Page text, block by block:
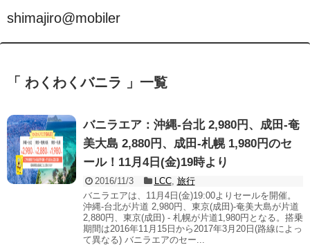
shimajiro@mobiler
「 わくわくバニラ 」一覧
バニラエア：沖縄-台北 2,980円、成田-奄
美大島 2,880円、成田-札幌 1,980円のセ
ール！11月4日(金)19時より
2016/11/3 LCC, 旅行
バニラエアは、11月4日(金)19:00よりセールを開催。
沖縄-台北が片道 2,980円、東京(成田)-奄美大島が片道
2,880円、東京(成田) - 札幌が片道1,980円となる。搭乗
期間は2016年11月15日から2017年3月20日(路線によっ
て異なる) バニラエアのセー...